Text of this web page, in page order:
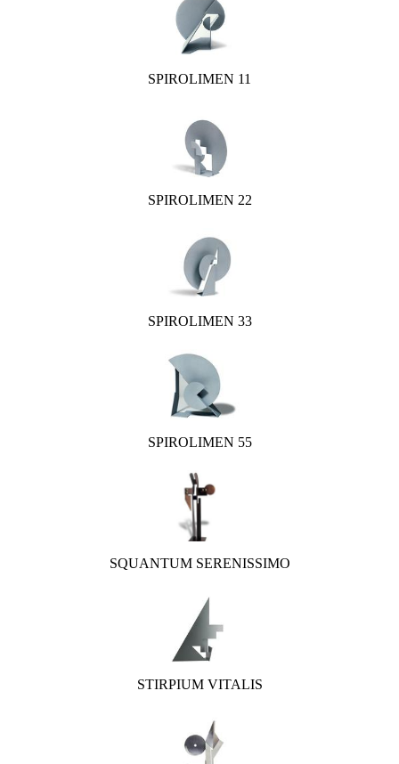
SPIROLIMEN 11
SPIROLIMEN 22
SPIROLIMEN 33
SPIROLIMEN 55
SQUANTUM SERENISSIMO
STIRPIUM VITALIS